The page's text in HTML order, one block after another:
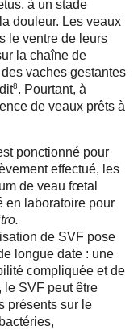
à un stade
douleur. Les veaux
le ventre de leurs
la chaîne de
vaches gestantes
8. Pourtant, à
de veaux prêts à
ponctionné pour
effectué, les
de veau fœtal
en laboratoire pour
de SVF pose
longue date : une
compliquée et de
le SVF peut être
présents sur le